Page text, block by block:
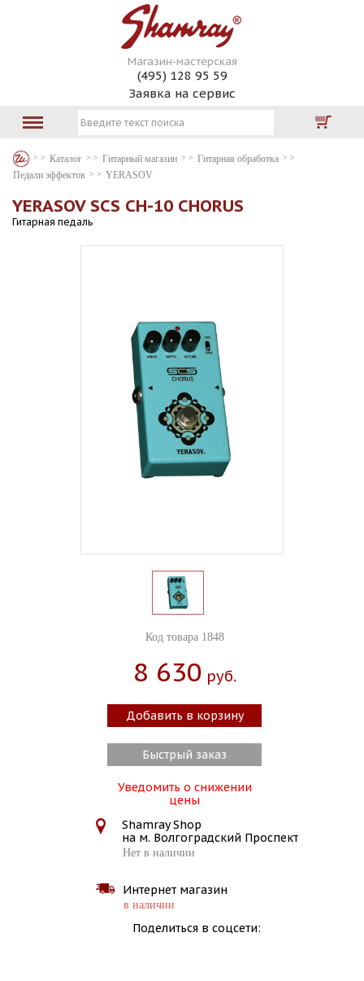
Магазин-мастерская
(495) 128 95 59
Заявка на сервис
Каталог Гитарный магазин
Гитарная обработка
Педали эффектов
YERASOV
YERASOV SCS CH-10 CHORUS
Гитарная педаль
Код товара 1848
8 630 Руб.
Добавить в корзину
Быстрый заказ
Уведомить о снижении
цены
Shamray Shop
на м. Волгоградский Проспект
Нет в наличии
Интернет магазин
в наличии
Поделиться в соцсети: